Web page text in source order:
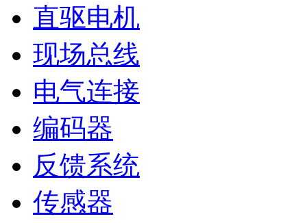
直驱电机
现场总线
电气连接
编码器
反馈系统
传感器